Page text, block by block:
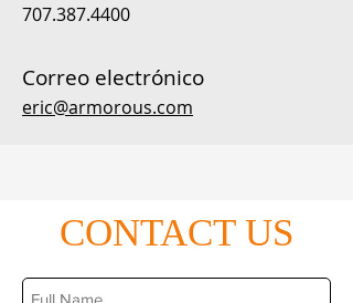
707.387.4400
Correo electrónico
eric@armorous.com
CONTACT US